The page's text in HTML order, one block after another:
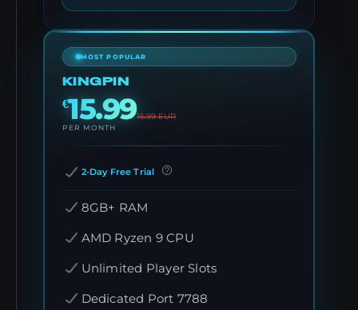
MOST POPULAR
KINGPIN
€15.9916.99EUR
PER MONTH
2-Day Free Trial
8GB+ RAM
AMD Ryzen 9 CPU
Unlimited Player Slots
Dedicated Port 7788